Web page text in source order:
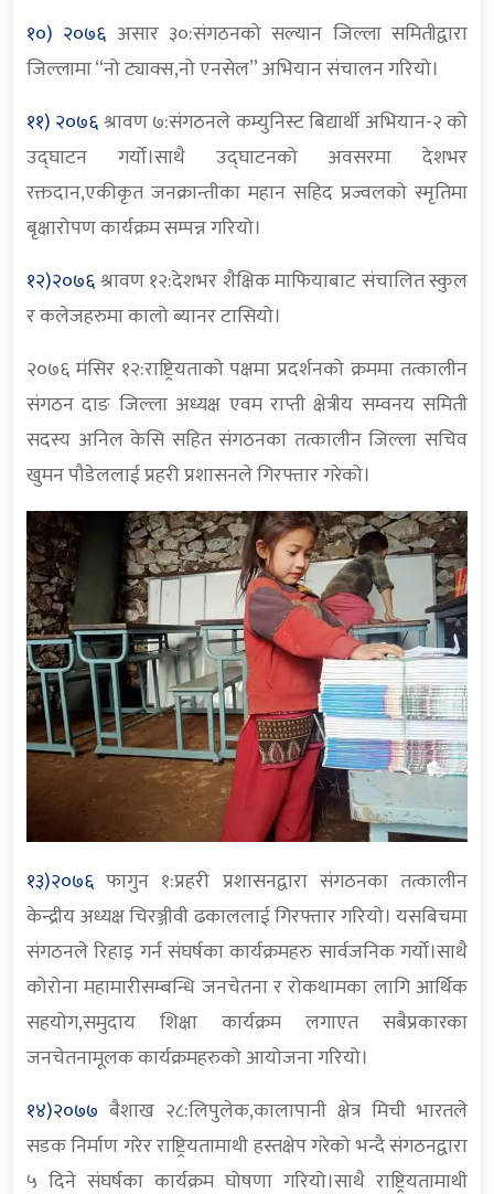
१०) २०७६ असार ३०:संगठनको सल्यान जिल्ला समितीद्वारा
जिल्लामा “नो ट्याक्स,नो एनसेल” अभियान संचालन गरियो।
११) २०७६श्रावण ७:संगठनले कम्युनिस्ट बिद्यार्थी अभियान-२ को
उद्घाटन गर्यो।साथै उद्घाटनको अवसरमा देशभर
रक्तदान,एकीकृत जनक्रान्तीका महान सहिद प्रज्वलको स्मृतिमा
बृक्षारोपण कार्यक्रम सम्पन्न गरियो।
१२)२०७६श्रावण १२:देशभर शैक्षिक माफियाबाट संचालित स्कुल
र कलेजहरुमा कालो ब्यानर टासियो।
२०७६ मंसिर १२:राष्ट्रियताको पक्षमा प्रदर्शनको क्रममा तत्कालीन
संगठन दाङ जिल्ला अध्यक्ष एवम राप्ती क्षेत्रीय सम्वनय समिती
सदस्य अनिल केसि सहित संगठनका तत्कालीन जिल्ला सचिव
खुमन पौडेललाई प्रहरी प्रशासनले गिरफ्तार गरेको।
१३)२०७६ फागुन १:प्रहरी प्रशासनद्वारा संगठनका तत्कालीन
केन्द्रीय अध्यक्ष चिरञ्जीवी ढकाललाई गिरफ्तार गरियो। यसबिचमा
संगठनले रिहाइ गर्न संघर्षका कार्यक्रमहरु सार्वजनिक गर्यो।साथै
कोरोना महामारीसम्बन्धि जनचेतना र रोकथामका लागि आर्थिक
सहयोग,समुदाय शिक्षा कार्यक्रम लगाएत सबैप्रकारका
जनचेतनामूलक कार्यक्रमहरुको आयोजना गरियो।
१४)२०७७ बैशाख २८:लिपुलेक,कालापानी क्षेत्र मिची भारतले
सडक निर्माण गरेर राष्ट्रियतामाथी हस्तक्षेप गरेको भन्दै संगठनद्वारा
५ दिने संघर्षका कार्यक्रम घोषणा गरियो।साथै राष्ट्रियतामाथी